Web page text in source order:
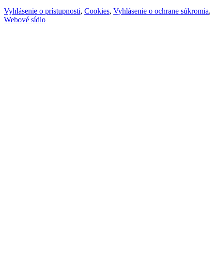
Vyhlásenie o prístupnosti, Cookies, Vyhlásenie o ochrane súkromia,
Webové sídlo